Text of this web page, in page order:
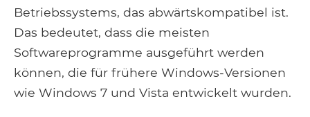
Betriebssystems, das abwärtskompatibel ist.
Das bedeutet, dass die meisten
Softwareprogramme ausgeführt werden
können, die für frühere Windows-Versionen
wie Windows 7 und Vista entwickelt wurden.